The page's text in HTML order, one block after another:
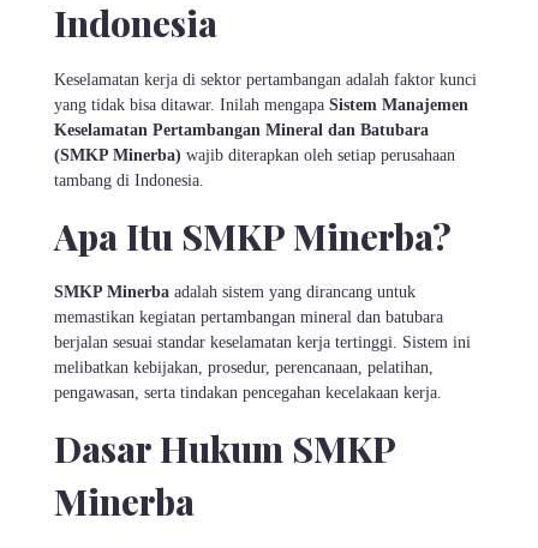
Indonesia
Keselamatan kerja di sektor pertambangan adalah faktor kunci
yang tidak bisa ditawar. Inilah mengapa Sistem Manajemen
Keselamatan Pertambangan Mineral dan Batubara
(SMKP Minerba) wajib diterapkan oleh setiap perusahaan
tambang di Indonesia.
Apa Itu SMKP Minerba?
SMKP Minerba adalah sistem yang dirancang untuk
memastikan kegiatan pertambangan mineral dan batubara
berjalan sesuai standar keselamatan kerja tertinggi. Sistem ini
melibatkan kebijakan, prosedur, perencanaan, pelatihan,
pengawasan, serta tindakan pencegahan kecelakaan kerja.
Dasar Hukum SMKP
Minerba